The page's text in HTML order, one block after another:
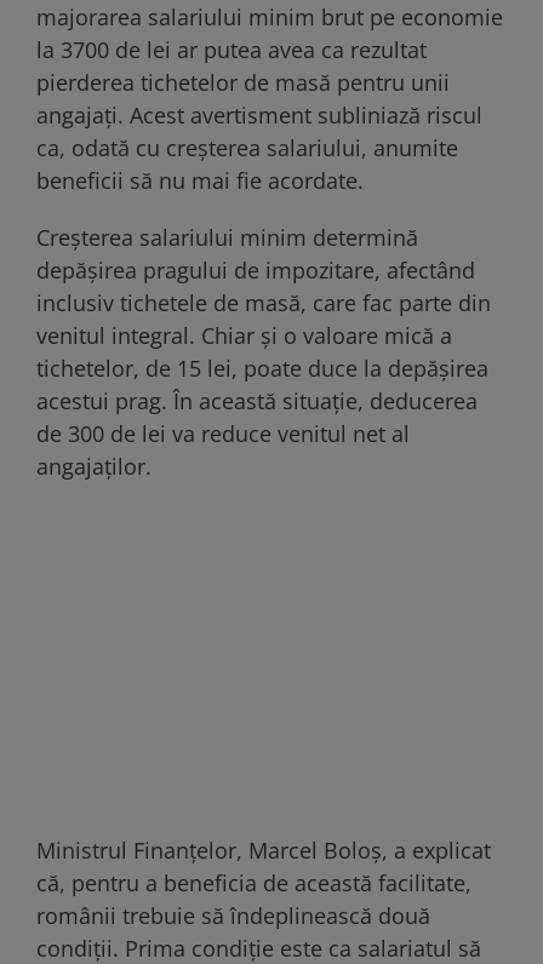
majorarea salariului minim brut pe economie
la 3700 de lei ar putea avea ca rezultat
pierderea tichetelor de masă pentru unii
angajați. Acest avertisment subliniază riscul
ca, odată cu creșterea salariului, anumite
beneficii să nu mai fie acordate.
Creșterea salariului minim determină
depășirea pragului de impozitare, afectând
inclusiv tichetele de masă, care fac parte din
venitul integral. Chiar și o valoare mică a
tichetelor, de 15 lei, poate duce la depășirea
acestui prag. În această situație, deducerea
de 300 de lei va reduce venitul net al
angajaților.
Ministrul Finanțelor, Marcel Boloș, a explicat
că, pentru a beneficia de această facilitate,
românii trebuie să îndeplinească două
condiții. Prima condiție este ca salariatul să